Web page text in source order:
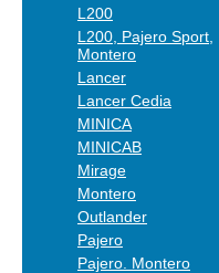
L200
L200, Pajero Sport,
Montero
Lancer
Lancer Cedia
MINICA
MINICAB
Mirage
Montero
Outlander
Pajero
Pajero. Montero